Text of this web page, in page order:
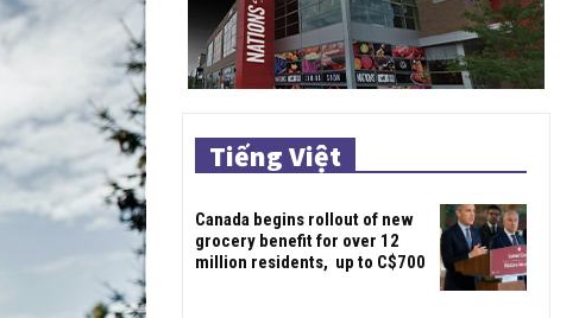
Tiếng Việt
Canada begins rollout of new
grocery benefit for over 12
million residents, up to C$700